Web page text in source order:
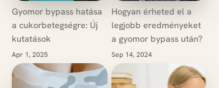
Gyomor bypass hatása
a cukorbetegségre: Új
kutatások
Apr 1, 2025
Hogyan érheted el a
legjobb eredményeket
a gyomor bypass után?
Sep 14, 2024